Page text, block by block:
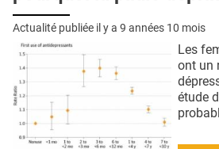
Actualité publiée il y a 9 années 10 mois
Les
ont un
étude